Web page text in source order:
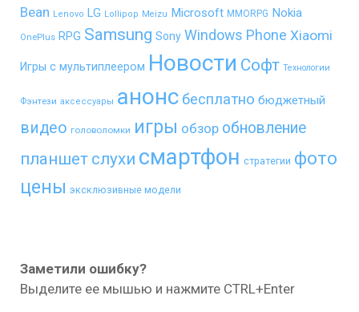
Bean Lenovo LG Lollipop Meizu Microsoft MMORPG Nokia
OnePlus RPG Samsung Sony Windows Phone Xiaomi
Игры с мультиплеером Новости Софт Технологии
Фэнтези аксессуары анонс бесплатно бюджетный
видео головоломки игры обзор обновление
планшет слухи смартфон стратегии фото
цены эксклюзивные модели
Заметили ошибку?
Выделите ее мышью и нажмите CTRL+Enter